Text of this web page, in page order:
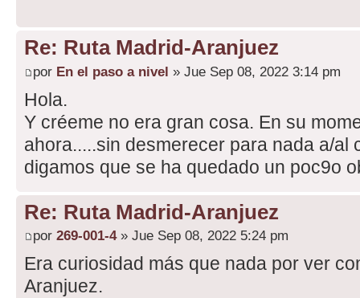
Re: Ruta Madrid-Aranjuez
por En el paso a nivel » Jue Sep 08, 2022 3:14 pm
Hola.
Y créeme no era gran cosa. En su
ahora.....sin desmerecer para nada a/al
digamos que se ha quedado un poc9o
Re: Ruta Madrid-Aranjuez
por 269-001-4» Jue Sep 08, 2022 5:24 pm
Era curiosidad más que nada por ver
Aranjuez.